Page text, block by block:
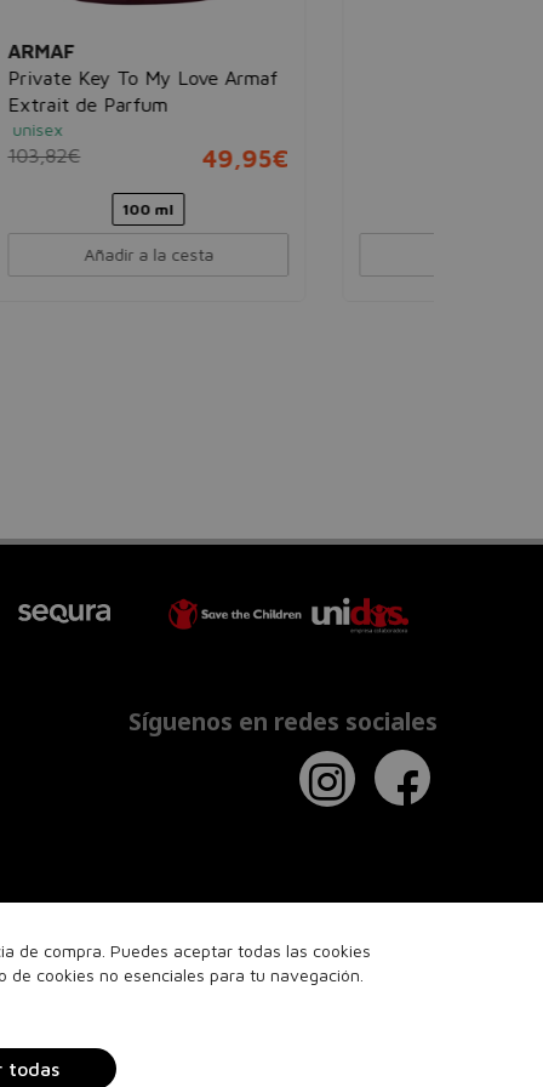
Lail Maleki
Eau de parfum
Añadir a la cesta
de compra. Puedes aceptar todas las cookies
cookies no esenciales para tu navegación.
todas
Síguenos en redes sociales